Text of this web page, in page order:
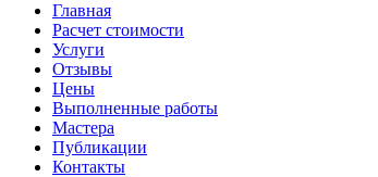
Главная
Расчет стоимости
Услуги
Отзывы
Цены
Выполненные работы
Мастера
Публикации
Контакты